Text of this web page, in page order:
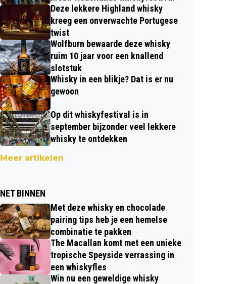
Deze lekkere Highland whisky
kreeg een onverwachte Portugese
twist
Wolfburn bewaarde deze whisky
ruim 10 jaar voor een knallend
slotstuk
Whisky in een blikje? Dat is er nu
gewoon
Op dit whiskyfestival is in
september bijzonder veel lekkere
whisky te ontdekken
Meer artikelen
NET BINNEN
Met deze whisky en chocolade
pairing tips heb je een hemelse
combinatie te pakken
The Macallan komt met een unieke
tropische Speyside verrassing in
een whiskyfles
Win nu een geweldige whisky